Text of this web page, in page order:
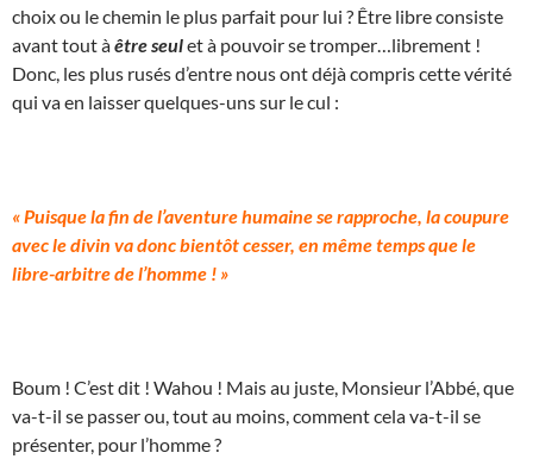
choix ou le chemin le plus parfait pour lui ? Être libre consiste
avant tout àêtre seulet à pouvoir se tromper…librement !
Donc, les plus rusés d’entre nous ont déjà compris cette vérité
qui va en laisser quelques-uns sur le cul :
« Puisque la fin de l’aventure humaine se rapproche, la coupure
avec le divin va donc bientôt cesser, en même temps que le
libre-arbitre de l’homme ! »
Boum ! C’est dit ! Wahou ! Mais au juste, Monsieur l’Abbé, que
va-t-il se passer ou, tout au moins, comment cela va-t-il se
présenter, pour l’homme ?